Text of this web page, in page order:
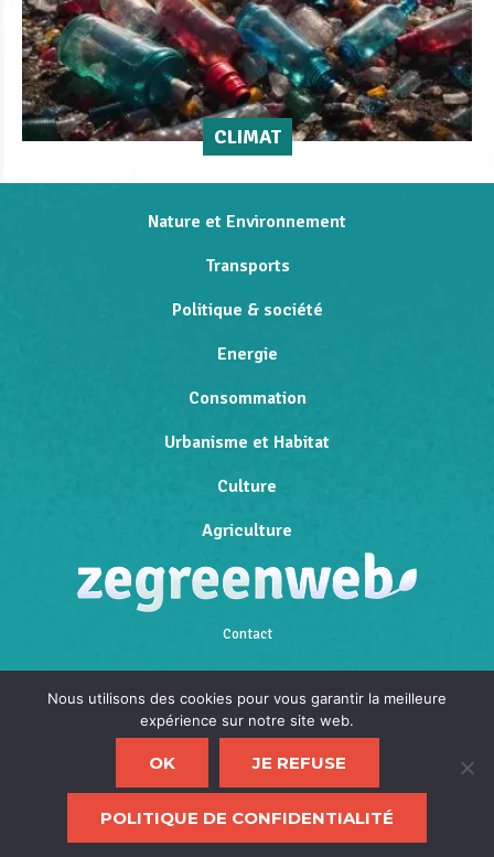
CLIMAT
Nature et Environnement
Transports
Politique & société
Energie
Consommation
Urbanisme et Habitat
Culture
Agriculture
Contact
Mentions légales
Politique de confidentialité
Nous utilisons des cookies pour vous garantir la meilleure
expérience sur notre site web.
OK JE REFUSE
POLITIQUE DE CONFIDENTIALITÉ